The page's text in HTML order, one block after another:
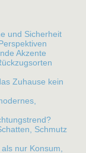
und Sicherheit
Akzente
Zuhause kein
Schmutz
nur Konsum,